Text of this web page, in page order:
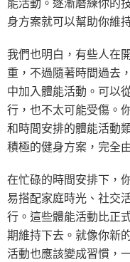
身方案就可以幫助你維
我們也明白，有些人在
重，不過隨著時間過去
中加入體能活動。可以
行，也不太可能受傷。
和時間安排的體能活動
積極的健身方案，完全
在忙碌的時間安排下，
易搭配家庭時光、社交
行。這些體能活動比正
期維持下去。就像你新
活動也應該變成習慣，